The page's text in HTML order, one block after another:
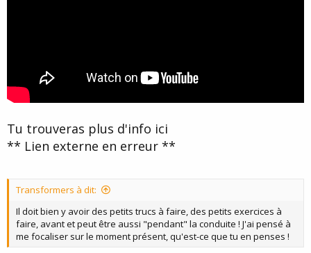
Tu trouveras plus d'info ici
** Lien externe en erreur **
Transformers à dit:
Il doit bien y avoir des petits trucs à faire, des petits exercices à
faire, avant et peut être aussi "pendant" la conduite ! J'ai pensé à
me focaliser sur le moment présent, qu'est-ce que tu en penses !